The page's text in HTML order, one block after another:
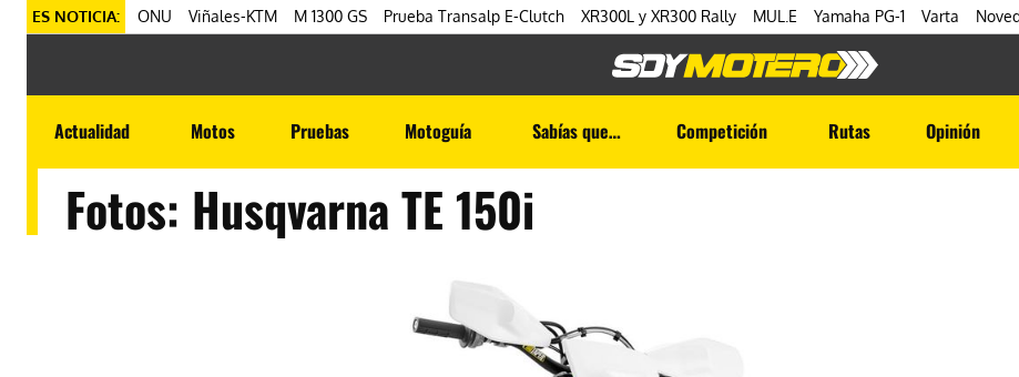
ES NOTICIA: ONU Viñales-KTM M 1300 GS Prueba Transalp E-Clutch XR300L y XR300 Rally MUL.E Yamaha PG-1 Varta
Actualidad Motos Pruebas Motoguía Sabías que… Competición Rutas Opinión
Fotos: Husqvarna TE 150i